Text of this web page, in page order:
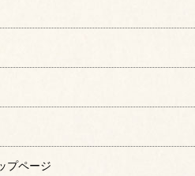
プページ